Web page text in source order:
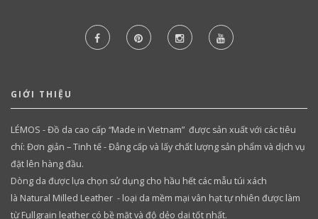
GIỚI THIỆU
LÉMOS - Đồ da cao cấp “Made in Vietnam” được sản xuất với các tiêu
chí: Đơn giản – Tinh tế - Đẳng cấp và lấy chất lượng sản phẩm và dịch vụ
đặt lên hàng đầu.
Dòng da được lựa chọn sử dụng cho hầu hết các mẫu túi xách
là Natural Milled Leather - loại da mềm mại vân hạt tự nhiên được làm
từ Fullgrain leather có bề mặt và độ dẻo dai tốt nhất.